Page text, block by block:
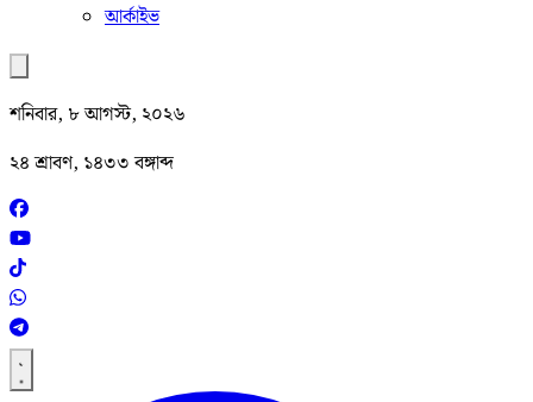
আর্কাইভ
শনিবার, ৮ আগস্ট, ২০২৬
২৪ শ্রাবণ, ১৪৩৩ বঙ্গাব্দ